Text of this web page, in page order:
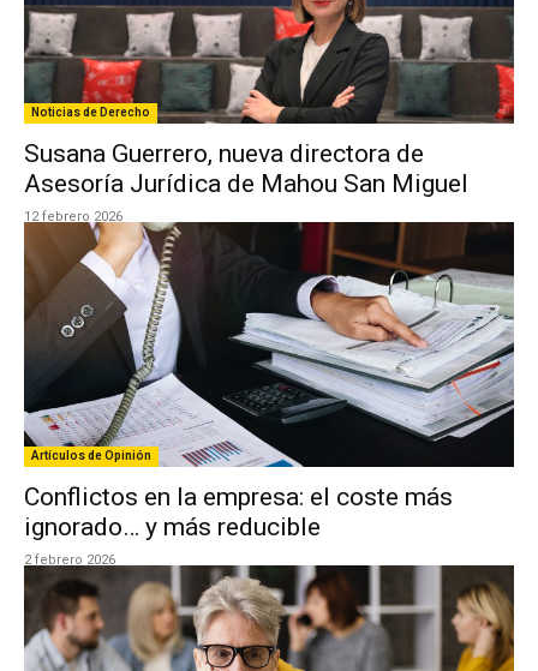
Noticias de Derecho
Susana Guerrero, nueva directora de
Asesoría Jurídica de Mahou San Miguel
12 febrero 2026
Artículos de Opinión
Conflictos en la empresa: el coste más
ignorado… y más reducible
2 febrero 2026